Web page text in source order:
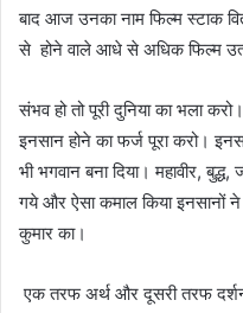
बाद आज उनका नाम फिल्म स्टाक
से होने वाले आधे से अधिक फिल्म
संभव हो तो पूरी दुनिया का भला
इनसान होने का फर्ज पूरा करो।
भी भगवान बना दिया। महावीर,
गये और ऐसा कमाल किया इनसानों
कुमार का।
एक तरफ अर्थ और दूसरी तरफ